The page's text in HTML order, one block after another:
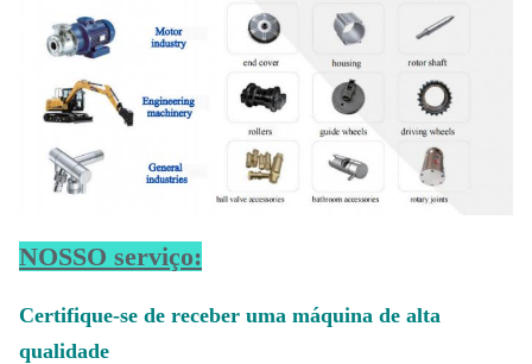
NOSSO serviço:
Certifique-se de receber uma máquina de alta
qualidade